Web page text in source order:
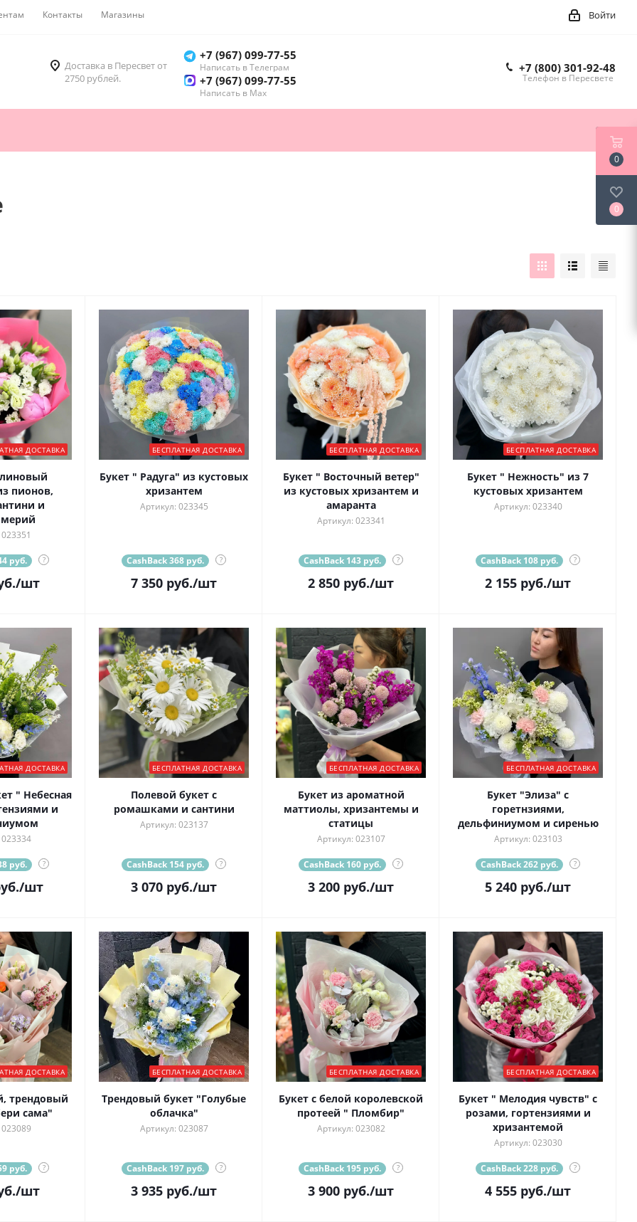
Контакты Магазины Войти
Доставка в Пересвет от
2750 рублей.
+7 (967) 099-77-55
Написать в Телеграм
+7 (967) 099-77-55
Написать в Мах
+7 (800) 301-92-48
Телефон в Пересвете
ДОСТАВКА
пионов,
и
руб. ?
/шт
БЕСПЛАТНАЯ ДОСТАВКА
Букет " Радуга" из кустовых
хризантем
Артикул: 023345
CashBack 368 руб. ?
7 350 руб./шт
БЕСПЛАТНАЯ ДОСТАВКА
Букет " Восточный ветер"
из кустовых хризантем и
амаранта
Артикул: 023341
CashBack 143 руб. ?
2 850 руб./шт
БЕСПЛАТНАЯ ДОСТАВКА
Букет " Нежность" из 7
кустовых хризантем
Артикул: 023340
CashBack 108 руб. ?
2 155 руб./шт
ДОСТАВКА
" Небесная
и
руб. ?
/шт
БЕСПЛАТНАЯ ДОСТАВКА
Полевой букет с
ромашками и сантини
Артикул: 023137
CashBack 154 руб. ?
3 070 руб./шт
БЕСПЛАТНАЯ ДОСТАВКА
Букет из ароматной
маттиолы, хризантемы и
статицы
Артикул: 023107
CashBack 160 руб. ?
3 200 руб./шт
БЕСПЛАТНАЯ ДОСТАВКА
Букет "Элиза" с
горетнзиями,
дельфиниумом и сиренью
Артикул: 023103
CashBack 262 руб. ?
5 240 руб./шт
ДОСТАВКА
трендовый
сама"
руб. ?
/шт
БЕСПЛАТНАЯ ДОСТАВКА
Трендовый букет "Голубые
облачка"
Артикул: 023087
CashBack 197 руб. ?
3 935 руб./шт
БЕСПЛАТНАЯ ДОСТАВКА
Букет с белой королевской
протеей " Пломбир"
Артикул: 023082
CashBack 195 руб. ?
3 900 руб./шт
БЕСПЛАТНАЯ ДОСТАВКА
Букет " Мелодия чувств" с
розами, гортензиями и
хризантемой
Артикул: 023030
CashBack 228 руб. ?
4 555 руб./шт
0
0